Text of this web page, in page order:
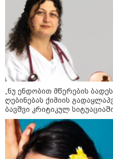
„ნუ ენდობით მწერების
ღებინებას ქიმიის
ბავშვი კრიტიკულ
ახვლედიანის რჩევები